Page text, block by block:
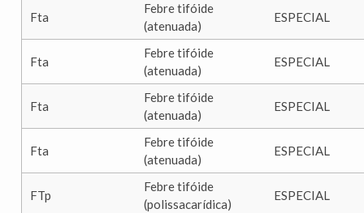
Fta
Febre tifóide
(atenuada)
ESPECIAL
Fta
Febre tifóide
(atenuada)
ESPECIAL
Fta
Febre tifóide
(atenuada)
ESPECIAL
Fta
Febre tifóide
(atenuada)
ESPECIAL
FTp
Febre tifóide
(polissacarídica)
ESPECIAL